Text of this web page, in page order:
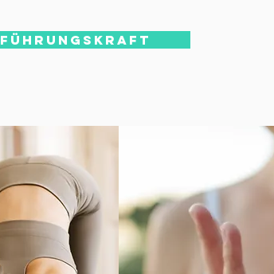
FÜHRUNGSKRAFT